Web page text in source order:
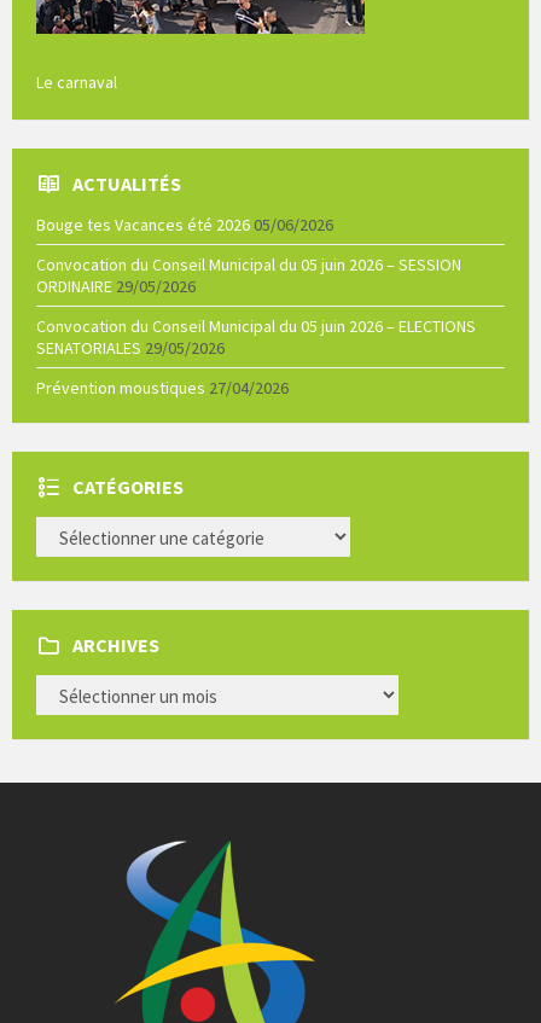
Le carnaval
ACTUALITÉS
Bouge tes Vacances été 2026 05/06/2026
Convocation du Conseil Municipal du 05 juin 2026 – SESSION
ORDINAIRE 29/05/2026
Convocation du Conseil Municipal du 05 juin 2026 – ELECTIONS
SENATORIALES 29/05/2026
Prévention moustiques 27/04/2026
CATÉGORIES
ARCHIVES